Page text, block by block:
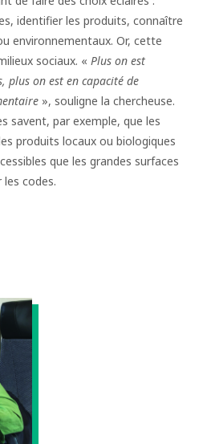
identifier les produits, connaître
environnementaux. Or, cette
sociaux. « Plus on est
plus on est en capacité de
», souligne la chercheuse.
savent, par exemple, que les
produits locaux ou biologiques
que les grandes surfaces
codes.